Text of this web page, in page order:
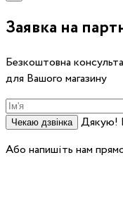
Заявка на
Безкоштовна
для Вашого магазину
Чекаю дзвінка
Дякую!
Або напишіть нам